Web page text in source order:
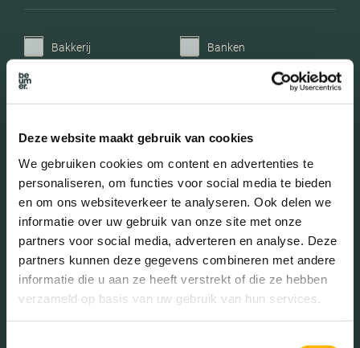
Deze website maakt gebruik van cookies
We gebruiken cookies om content en advertenties te
personaliseren, om functies voor social media te bieden
en om ons websiteverkeer te analyseren. Ook delen we
informatie over uw gebruik van onze site met onze
partners voor social media, adverteren en analyse. Deze
partners kunnen deze gegevens combineren met andere
informatie die u aan ze heeft verstrekt of die ze hebben
verzameld op basis van uw gebruik van hun services.
Bakkerij Banken
Metrostation Musea
Restaurant Scholen
Sportschool Winkels
Tankstations Taxistandplaats
Treinstation Universiteit